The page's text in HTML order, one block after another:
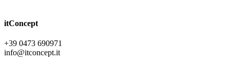
itConcept
+39 0473 690971
info@itconcept.it